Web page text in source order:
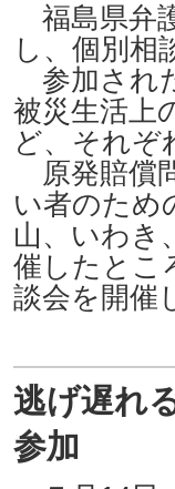
福島県弁
し、個別相
参加され
被災生活上
ど、それぞ
原発賠償
い者のため
山、いわき
催したとこ
談会を開催
逃げ遅れ
参加